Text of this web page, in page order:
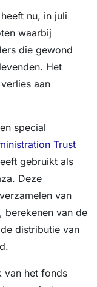
nu, in juli
waarbij
die gewond
Het
aan
special
Trust
gebruikt als
Deze
van
berekenen van de
distributie van
van het fonds